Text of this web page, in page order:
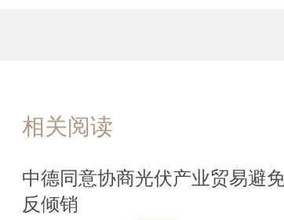
相关阅读
中德同意协商光伏产业贸易避
反倾销